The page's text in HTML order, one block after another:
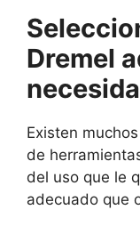
Dremel
Existen
de
del uso que le
adecuado que